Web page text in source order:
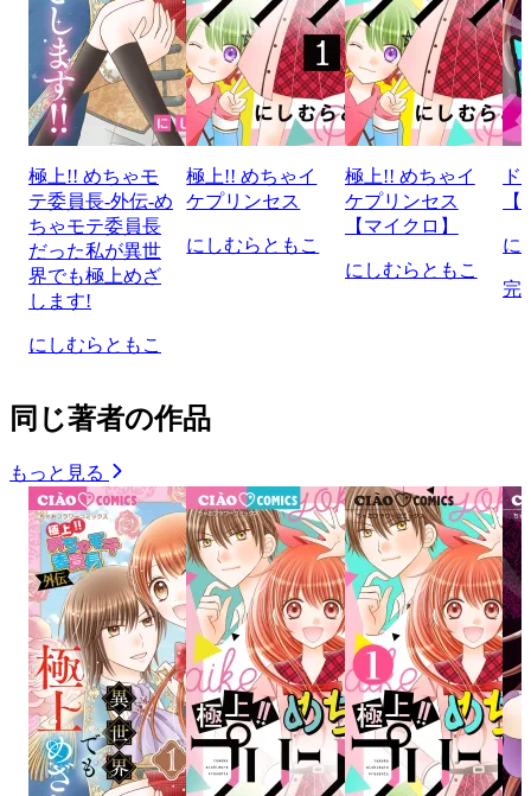
極上!! めちゃモ
テ委員長-外伝-め
ちゃモテ委員長
だった私が異世
界でも極上めざ
します!
にしむらともこ
極上!! めちゃイ
ケプリンセス
にしむらともこ
極上!! めちゃイ
ケプリンセス
【マイクロ】
にしむらともこ
ド
に
完
同じ著者の作品
もっと見る